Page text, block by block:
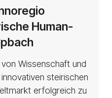
Human-
Wissenschaft und
steirischen
erfolgreich zu